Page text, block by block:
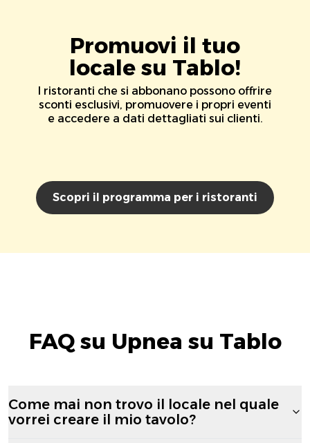
Promuovi il tuo
locale su Tablo!
I ristoranti che si abbonano possono offrire
sconti esclusivi, promuovere i propri eventi
e accedere a dati dettagliati sui clienti.
Scopri il programma per i ristoranti
FAQ su Upnea su Tablo
Come mai non trovo il locale nel quale
vorrei creare il mio tavolo?